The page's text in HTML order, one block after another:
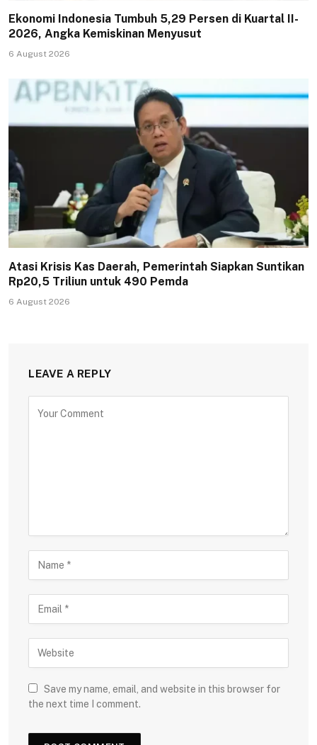
Ekonomi Indonesia Tumbuh 5,29 Persen di Kuartal II-
2026, Angka Kemiskinan Menyusut
6 August 2026
Atasi Krisis Kas Daerah, Pemerintah Siapkan Suntikan
Rp20,5 Triliun untuk 490 Pemda
6 August 2026
LEAVE A REPLY
Save my name, email, and website in this browser for
the next time I comment.